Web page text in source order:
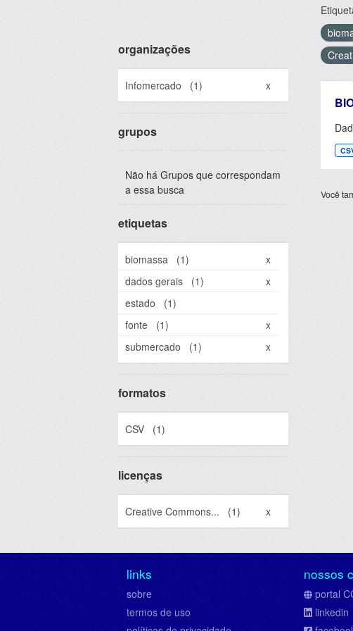
organizações
Infomercado (1) x
grupos
Não há Grupos que correspondam
a essa busca
etiquetas
biomassa (1)
x
dados gerais
(1)
x
estado
(1)
fonte
(1)
x
submercado
(1) x
formatos
CSV (1)
licenças
Creative Commons... (1) x
Você
links
sobre
termos de uso
nossos
portal
linkedin